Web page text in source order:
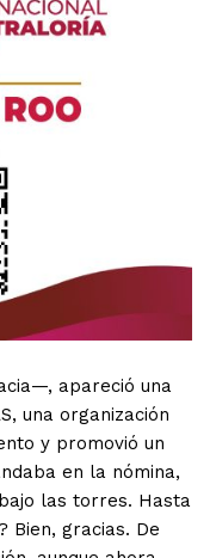
apareció una
una organización
y promovió un
en la nómina,
las torres. Hasta
Bien, gracias. De